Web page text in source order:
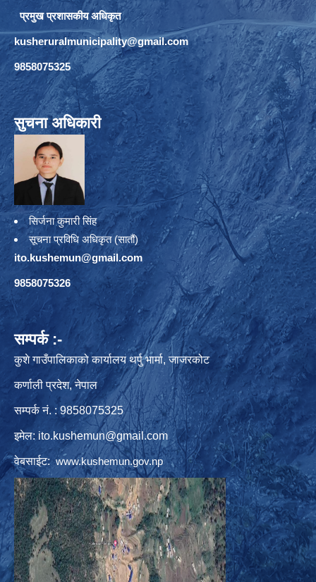
प्रमुख प्रशासकीय अधिकृत
kusheruralmunicipality@gmail.com
9858075325
सुचना अधिकारी
सिर्जना कुमारी सिंह
सूचना प्रविधि अधिकृत (सातौं)
ito.kushemun@gmail.com
9858075326
सम्पर्क :-
कुशे गाउँपालिकाको कार्यालय थर्पु भार्मा, जाजरकोट
कर्णाली प्रदेश, नेपाल
सम्पर्क नं. : 9858075325
इमेल: ito.kushemun@gmail.com
वेबसाईट:www.kushemun.gov.np